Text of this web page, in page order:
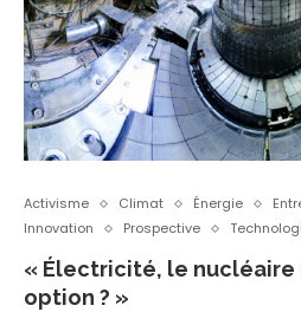
Activisme Climat Énergie
Innovation
Prospective
« Électricité, le
option ? »